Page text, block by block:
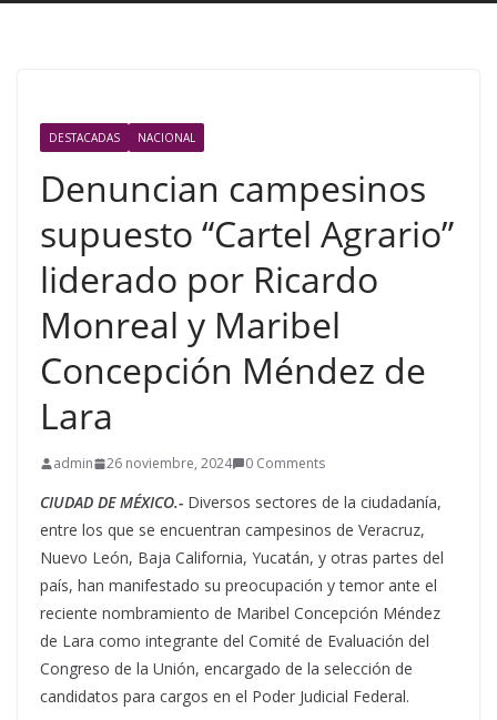
DESTACADAS NACIONAL
Denuncian campesinos
supuesto “Cartel Agrario”
liderado por Ricardo
Monreal y Maribel
Concepción Méndez de
Lara
admin 26 noviembre, 2024 0 Comments
CIUDAD DE MÉXICO.- Diversos sectores de la ciudadanía,
entre los que se encuentran campesinos de Veracruz,
Nuevo León, Baja California, Yucatán, y otras partes del
país, han manifestado su preocupación y temor ante el
reciente nombramiento de Maribel Concepción Méndez
de Lara como integrante del Comité de Evaluación del
Congreso de la Unión, encargado de la selección de
candidatos para cargos en el Poder Judicial Federal.